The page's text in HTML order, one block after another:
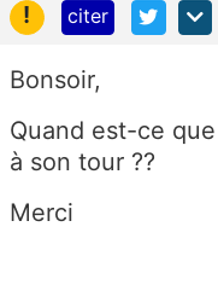
!
citer
Bonsoir,
Quand est-ce
à son tour ??
Merci